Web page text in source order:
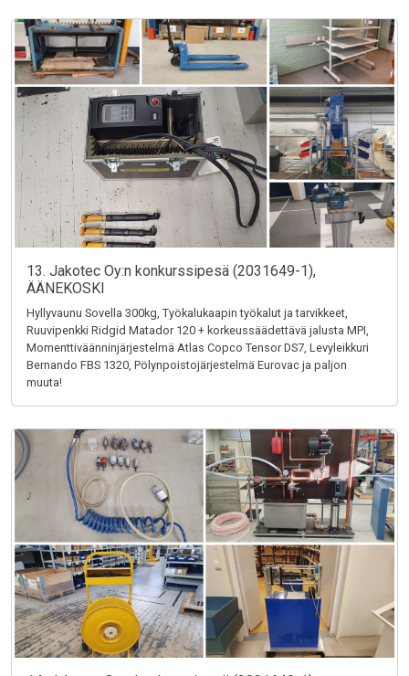
13. Jakotec Oy:n konkurssipesä (2031649-1),
ÄÄNEKOSKI
Hyllyvaunu Sovella 300kg, Työkalukaapin työkalut ja tarvikkeet,
Ruuvipenkki Ridgid Matador 120 + korkeussäädettävä jalusta MPI,
Momenttiväänninjärjestelmä Atlas Copco Tensor DS7, Levyleikkuri
Bernando FBS 1320, Pölynpoistojärjestelmä Eurovac ja paljon
muuta!